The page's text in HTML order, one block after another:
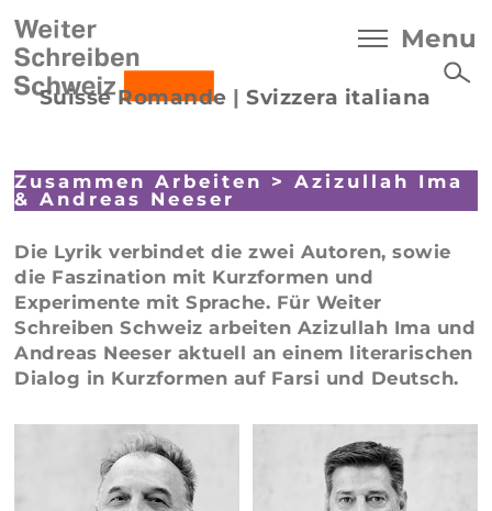
Suisse Romande |Svizzera italiana
Menu
Zusammen Arbeiten >Azizullah Ima
&Andreas Neeser
Die Lyrik verbindet die zwei Autoren, sowie
die Faszination mit Kurzformen und
Experimente mit Sprache. Für Weiter
Schreiben Schweiz arbeiten Azizullah Ima und
Andreas Neeser aktuell an einem literarischen
Dialog in Kurzformen auf Farsi und Deutsch.